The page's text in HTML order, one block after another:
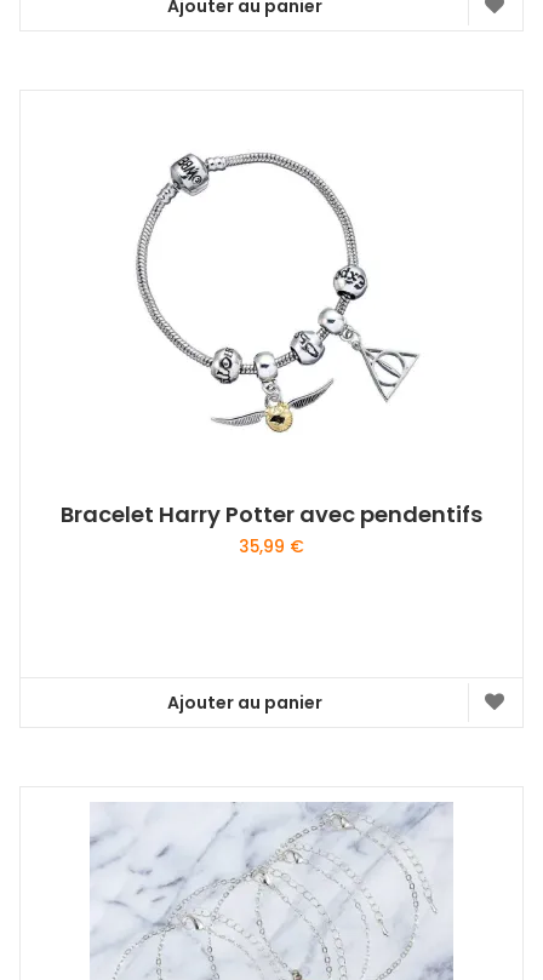
Ajouter au panier
Bracelet Harry Potter avec pendentifs
35,99 €
Ajouter au panier